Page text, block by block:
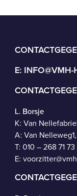
E: INFO@VMH-
L. Borsje
K: Van
A: Van
T: 010 – 268 71 73
E: